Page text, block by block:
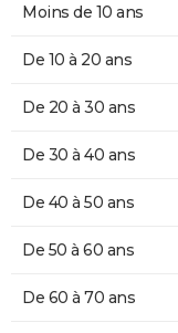
Moins de 10 ans
De 10 à 20 ans
De 20 à 30 ans
De 30 à 40 ans
De 40 à 50 ans
De 50 à 60 ans
De 60 à 70 ans